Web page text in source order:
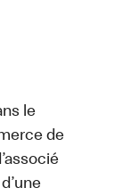
le
de